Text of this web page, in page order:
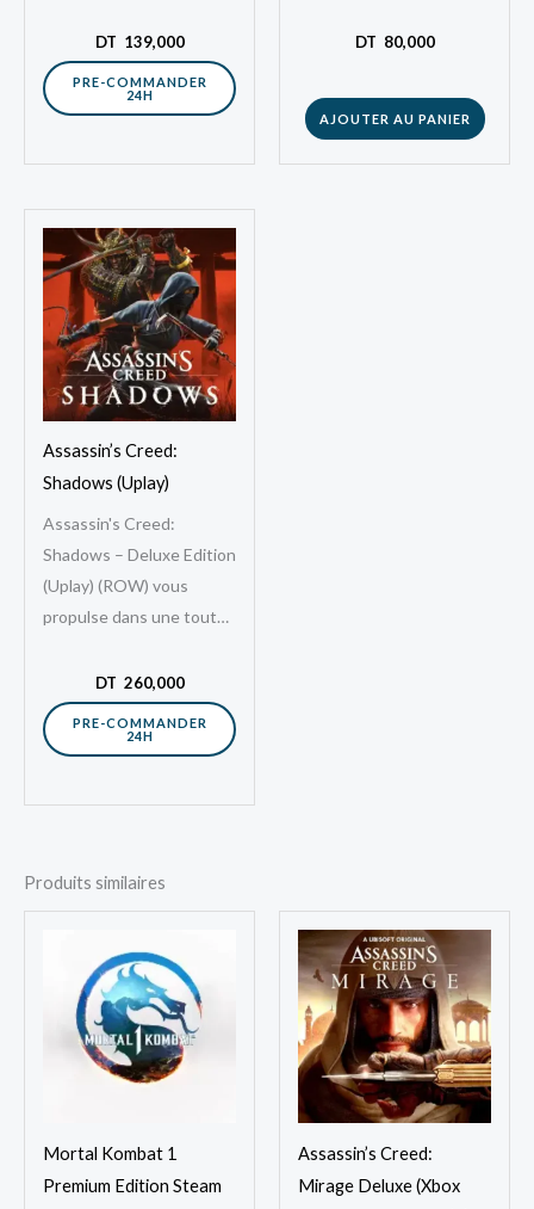
la furtivité, le parkour et
l’assassinat.…
DT 139,000
PRE-COMMANDER
24H
Hunt, l’un des RPG…
DT 80,000
AJOUTER AU PANIER
Assassin’s Creed:
Shadows (Uplay)
Assassin's Creed:
Shadows – Deluxe Edition
(Uplay) (ROW) vous
propulse dans une toute
mythique d’Ubisoft, cette
fois plongée au cœur…
DT 260,000
PRE-COMMANDER
24H
Produits similaires
Mortal Kombat 1
Premium Edition Steam
Assassin’s Creed:
Mirage Deluxe (Xbox